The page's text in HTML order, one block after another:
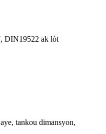
DIN19522 ak lòt
tankou dimansyon,